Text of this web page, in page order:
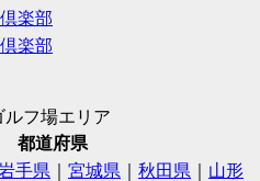
楽部
楽部
ルフ場エリア
都道府県
手県 宮城県 秋田県
山形